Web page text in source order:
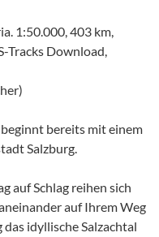
1:50.000, 403 km,
Tracks Download,
bereits mit einem
Salzburg.
auf Schlag reihen sich
auf Ihrem Weg
idyllische Salzachtal